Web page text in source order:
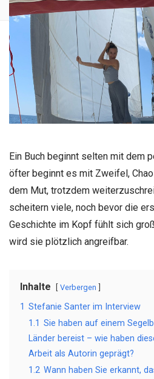
Ein Buch beginnt selten mit dem
öfter beginnt es mit Zweifel,
dem Mut, trotzdem
scheitern viele, noch bevor die
Geschichte im Kopf fühlt sich
wird sie plötzlich angreifbar.
Inhalte Verbergen
1 Stefanie Santer im Interview
1.1 Sie haben auf einem
Länder bereist – wie haben
Arbeit als Autorin geprägt?
1.2 Wann haben Sie erkannt,